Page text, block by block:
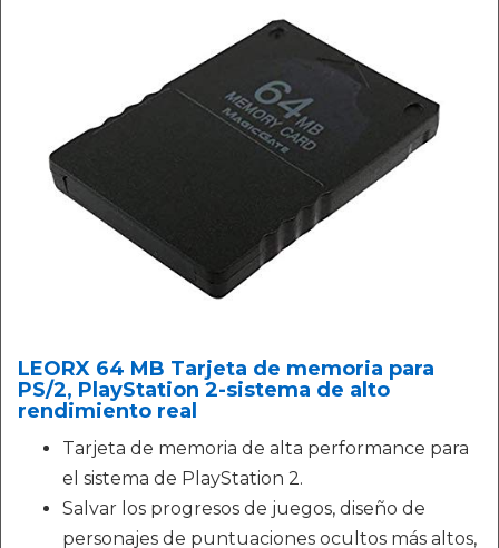
LEORX 64 MB Tarjeta de memoria para
PS/2, PlayStation 2-sistema de alto
rendimiento real
Tarjeta de memoria de alta performance para
el sistema de PlayStation 2.
Salvar los progresos de juegos, diseño de
personajes de puntuaciones ocultos más altos,